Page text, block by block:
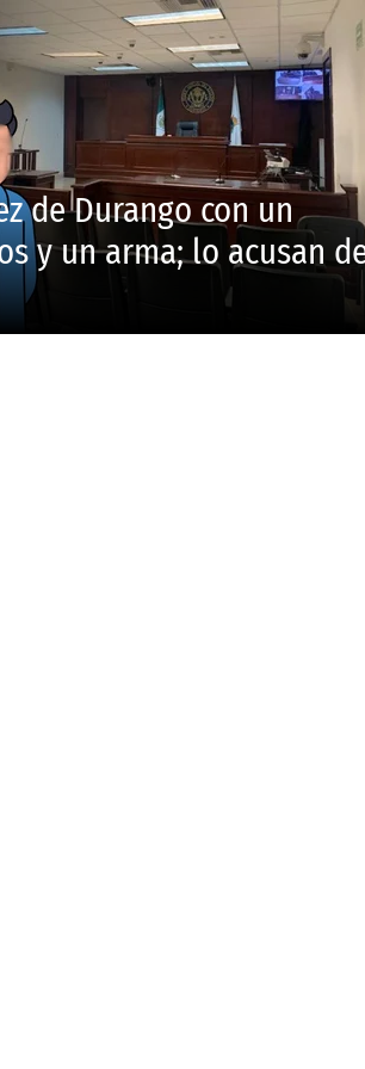
de Durango con un
y un arma; lo acusan